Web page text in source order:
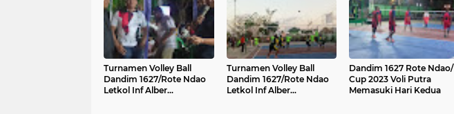
Berbulan-bulan
Turnamen Volley Ball
Dandim 1627/Rote Ndao
Letkol Inf Alber
Turnamen Volley Ball
Dandim 1627/Rote Ndao
Letkol Inf Alber
Dandim 1627 Rote Ndao/
Cup 2023 Voli Putra
Memasuki Hari Kedua